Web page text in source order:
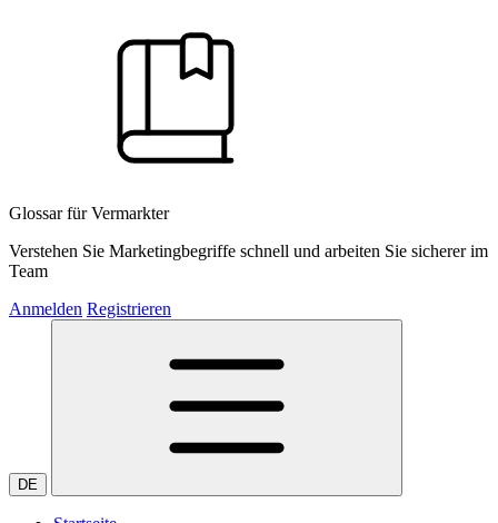
Glossar für Vermarkter
Verstehen Sie Marketingbegriffe schnell und arbeiten Sie sicherer im
Team
Anmelden Registrieren
DE